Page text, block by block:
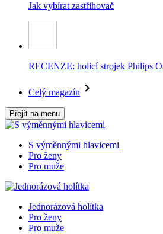
Jak vybírat zastřihovač
RECENZE: holicí strojek Philips
Celý magazín
Přejít na menu
S výměnnými hlavicemi
Pro ženy
Pro muže
Jednorázová holítka
Pro ženy
Pro muže